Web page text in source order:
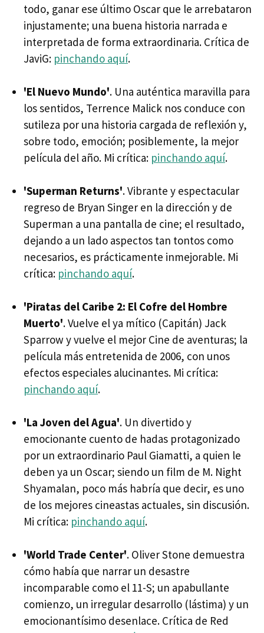
todo, ganar ese último Oscar que le arrebataron
injustamente; una buena historia narrada e
interpretada de forma extraordinaria. Crítica de
JaviG: pinchando aquí.
'El Nuevo Mundo'. Una auténtica maravilla para
los sentidos, Terrence Malick nos conduce con
sutileza por una historia cargada de reflexión y,
sobre todo, emoción; posiblemente, la mejor
película del año. Mi crítica: pinchando aquí.
'Superman Returns'. Vibrante y espectacular
regreso de Bryan Singer en la dirección y de
Superman a una pantalla de cine; el resultado,
dejando a un lado aspectos tan tontos como
necesarios, es prácticamente inmejorable. Mi
crítica: pinchando aquí.
'Piratas del Caribe 2: El Cofre del Hombre
Muerto'. Vuelve el ya mítico (Capitán) Jack
Sparrow y vuelve el mejor Cine de aventuras; la
película más entretenida de 2006, con unos
efectos especiales alucinantes. Mi crítica:
pinchando aquí.
'La Joven del Agua'. Un divertido y
emocionante cuento de hadas protagonizado
por un extraordinario Paul Giamatti, a quien le
deben ya un Oscar; siendo un film de M. Night
Shyamalan, poco más habría que decir, es uno
de los mejores cineastas actuales, sin discusión.
Mi crítica: pinchando aquí.
'World Trade Center'. Oliver Stone demuestra
cómo había que narrar un desastre
incomparable como el 11-S; un apabullante
comienzo, un irregular desarrollo (lástima) y un
emocionantísimo desenlace. Crítica de Red